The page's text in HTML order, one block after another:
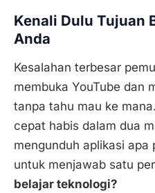
Kenali Dulu Tujuan
Anda
Kesalahan terbesar
membuka YouTube dan
tanpa tahu mau ke
cepat habis dalam dua
mengunduh aplikasi apa
untuk menjawab satu
belajar teknologi?